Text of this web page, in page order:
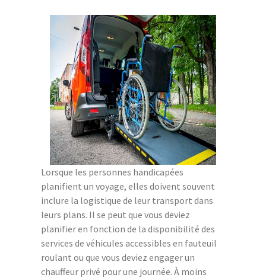
Lorsque les personnes handicapées
planifient un voyage, elles doivent souvent
inclure la logistique de leur transport dans
leurs plans. Il se peut que vous deviez
planifier en fonction de la disponibilité des
services de véhicules accessibles en fauteuil
roulant ou que vous deviez engager un
chauffeur privé pour une journée. À moins